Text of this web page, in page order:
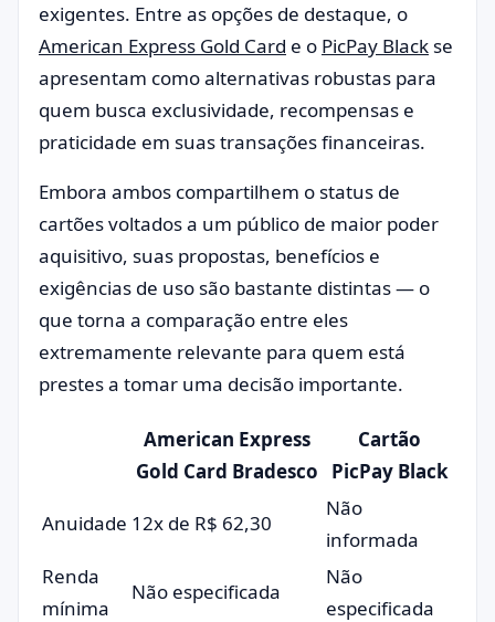
exigentes. Entre as opções de destaque, o
American Express Gold Card e o PicPay Black se
apresentam como alternativas robustas para
quem busca exclusividade, recompensas e
praticidade em suas transações financeiras.
Embora ambos compartilhem o status de
cartões voltados a um público de maior poder
aquisitivo, suas propostas, benefícios e
exigências de uso são bastante distintas — o
que torna a comparação entre eles
extremamente relevante para quem está
prestes a tomar uma decisão importante.
American Express
Gold Card Bradesco
Cartão
PicPay Black
Anuidade 12x de R$ 62,30
Não
informada
Renda
mínima
Não especificada
Não
especificada